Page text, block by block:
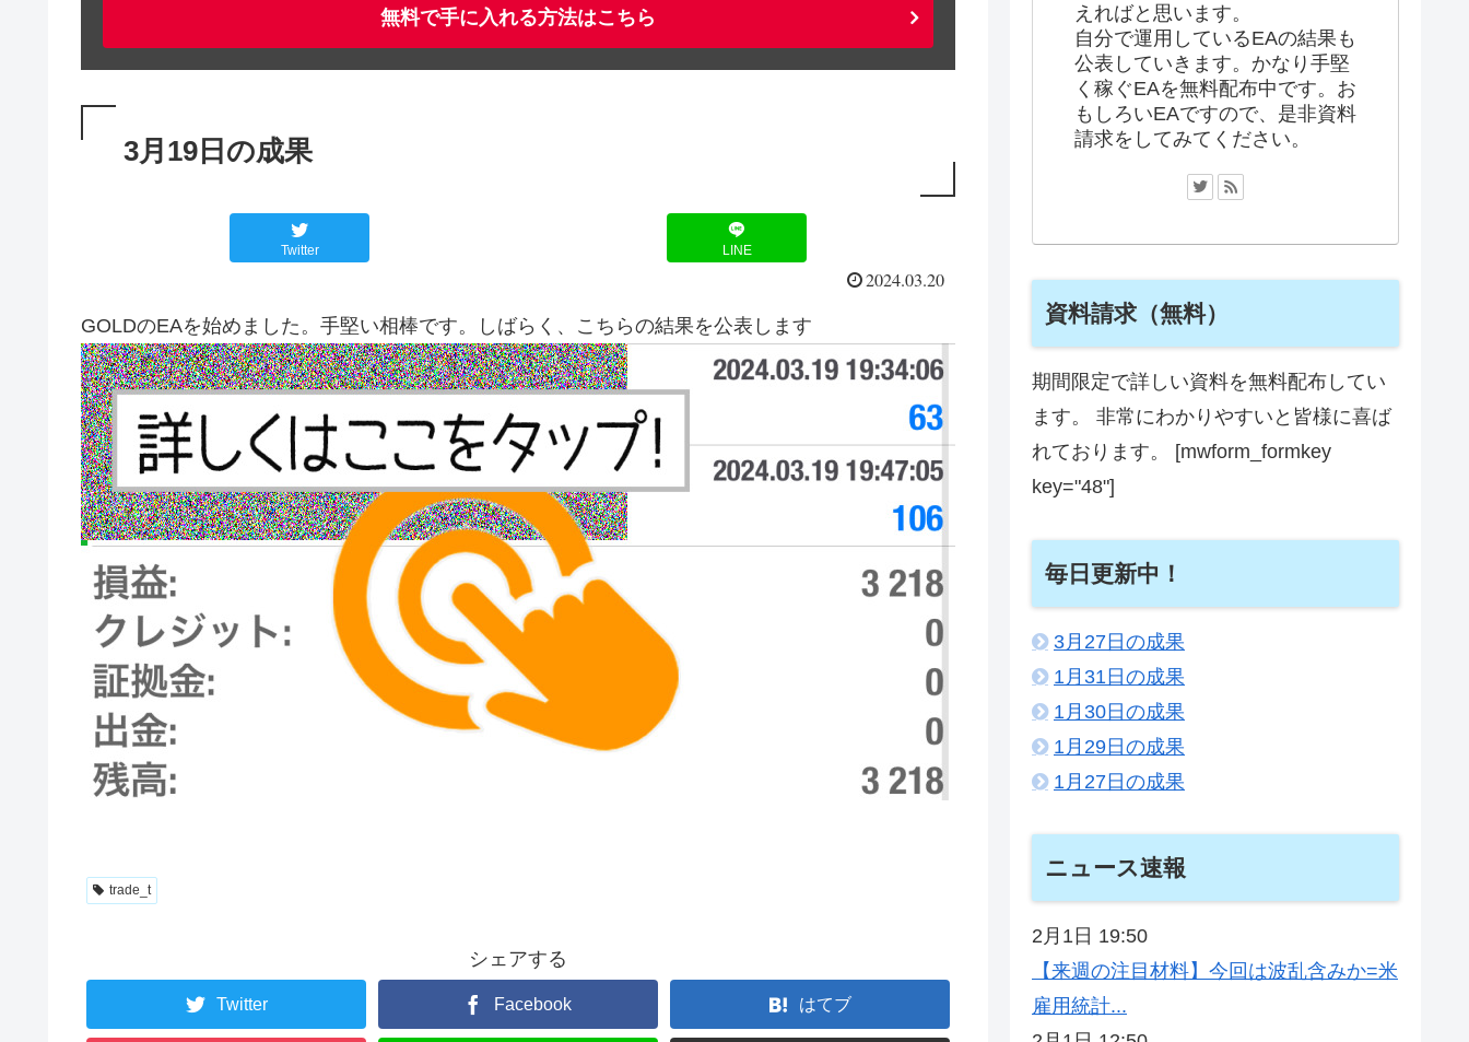
無料で手に入れる方法はこちら
3月19日の成果
Twitter LINE
2024.03.20
GOLDのEAを始めました。手堅い相棒です。しばらく、こちらの結果を公表します
trade_t
シェアする
Twitter Facebook はてブ
えればと思います。
自分で運用しているEAの結果も
公表していきます。かなり手堅
く稼ぐEAを無料配布中です。お
もしろいEAですので、是非資料
請求をしてみてください。
資料請求（無料）
期間限定で詳しい資料を無料配布してい
ます。 非常にわかりやすいと皆様に喜ば
れております。 [mwform_formkey
key="48"]
毎日更新中！
3月27日の成果
1月31日の成果
1月30日の成果
1月29日の成果
1月27日の成果
ニュース速報
2月1日 19:50
【来週の注目材料】今回は波乱含みか=米
雇用統計...